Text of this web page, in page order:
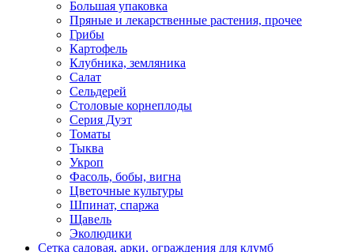
Большая упаковка
Пряные и лекарственные растения, прочее
Грибы
Картофель
Клубника, земляника
Салат
Сельдерей
Столовые корнеплоды
Серия Дуэт
Томаты
Тыква
Укроп
Фасоль, бобы, вигна
Цветочные культуры
Шпинат, спаржа
Щавель
Эколюдики
Сетка садовая, арки, ограждения для клумб